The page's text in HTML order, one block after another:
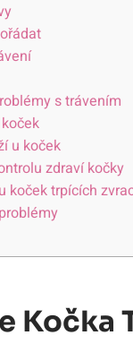
s trávením
u koček
zdraví kočky
koček trpících
Kočka